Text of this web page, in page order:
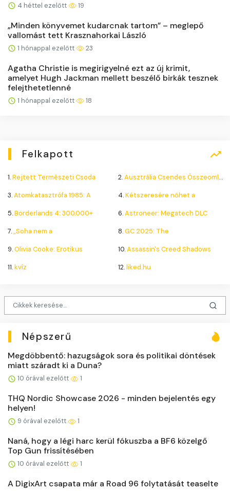
4 héttel ezelőtt 19
„Minden könyvemet kudarcnak tartom” – meglepő
vallomást tett Krasznahorkai László
1 hónappal ezelőtt 23
Agatha Christie is megirigyelné ezt az új krimit,
amelyet Hugh Jackman mellett beszélő birkák tesznek
felejthetetlenné
1 hónappal ezelőtt 18
Felkapott
1.Rejtett Természeti Csoda 2.Ausztrália Csendes Összeomlása
3.Atomkatasztrófa 1985: A 4.Kétszeresére nőhet a
5.Borderlands 4: 300.000+ 6.Astroneer: Megatech DLC
7.„Soha nem a 8.GC 2025: The
9.Olivia Cooke: Erotikus 10.Assassin's Creed Shadows
11.kvíz 12.liked.hu
Népszerű
Megdöbbentő: hazugságok sora és politikai döntések
miatt száradt ki a Duna?
10 órával ezelőtt 1
THQ Nordic Showcase 2026 - minden bejelentés egy
helyen!
9 órával ezelőtt 1
Naná, hogy a légi harc kerül fókuszba a BF6 közelgő
Top Gun frissítésében
10 órával ezelőtt 1
A DigixArt csapata már a Road 96 folytatását teaselte